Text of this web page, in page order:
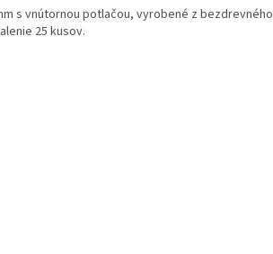
s vnútornou potlačou, vyrobené z bezdrevného
25 kusov.